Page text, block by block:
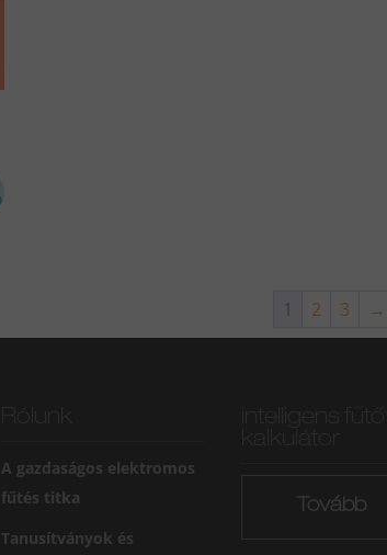
1 2 3 →
A gazdaságos elektromos
fűtés titka
Tanusítványok és
Tovább